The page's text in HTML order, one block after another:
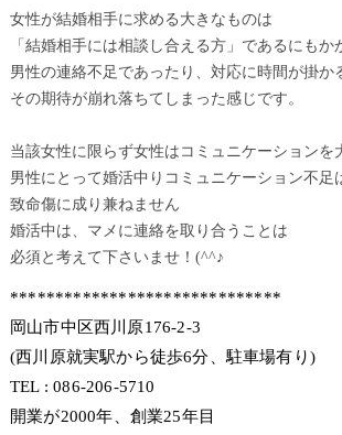
女性が結婚相手に求める大きなものは
「結婚相手には相談し合える方」であるにもか
男性の連絡不足であったり、対応に時間が掛か
その期待が崩れ落ちてしまった感じです。
当該女性に限らず女性はコミュニケーションを
男性にとって婚活中りコミュニケーション不足
致命傷に成り兼ねません
婚活中は、マメに連絡を取り合うことは
必須と考えて下さいませ！(^^♪
******************************
岡山市中区西川原176-2-3
(西川原就実駅から徒歩6分、駐車場有り)
TEL : 086-206-5710
開業が2000年、創業25年目